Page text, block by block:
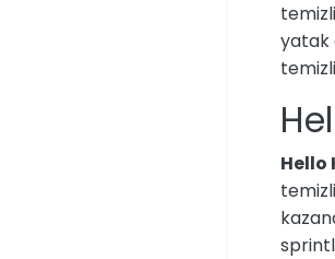
yatak
Hello